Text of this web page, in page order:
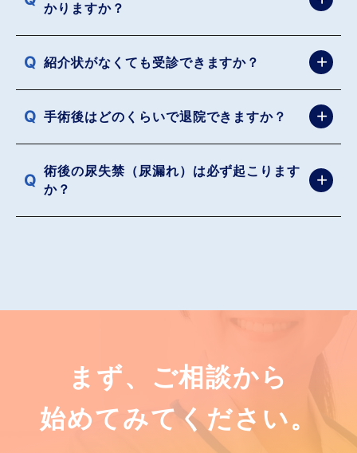
かりますか？
紹介状がなくても受診できますか？
手術後はどのくらいで退院できますか？
術後の尿失禁（尿漏れ）は必ず起こります
か？
まず、ご相談から
始めてみてください。